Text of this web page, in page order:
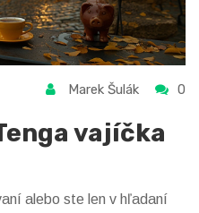
Marek Šulák 0
vajíčka
alebo ste len v hľadaní